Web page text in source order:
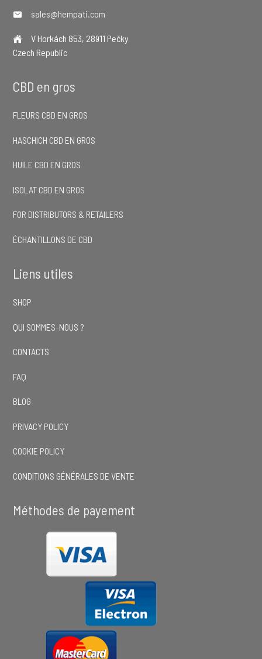
sales@hempati.com
V Horkách 853, 28911 Pečky
Czech Republic
CBD en gros
FLEURS CBD EN GROS
HASCHICH CBD EN GROS
HUILE CBD EN GROS
ISOLAT CBD EN GROS
FOR DISTRIBUTORS & RETAILERS
ÉCHANTILLONS DE CBD
Liens utiles
SHOP
QUI SOMMES-NOUS ?
CONTACTS
FAQ
BLOG
PRIVACY POLICY
COOKIE POLICY
CONDITIONS GÉNÉRALES DE VENTE
Méthodes de payement